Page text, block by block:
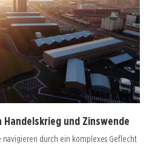
und Zinswende
durch ein komplexes Geflecht